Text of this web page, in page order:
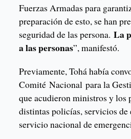
Fuerzas Armadas para
preparación de esto, se han
seguridad de las persona.La
a las personas”, manifestó.
Previamente, Tohá había
Comité Nacional para la
que acudieron ministros y los
distintas policías, servicios de
servicio nacional de